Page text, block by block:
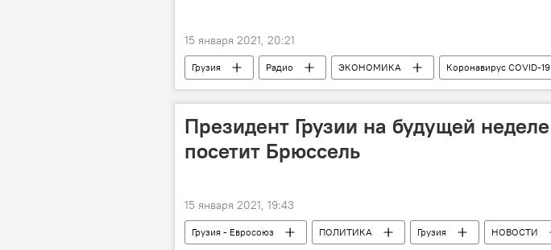
15 января 2021, 20:21
Грузия Радио ЭКОНОМИКА Коронавирус COVID-19
Президент Грузии на будущей неделе
посетит Брюссель
15 января 2021, 19:43
Грузия - Евросоюз ПОЛИТИКА Грузия
НОВОСТИ